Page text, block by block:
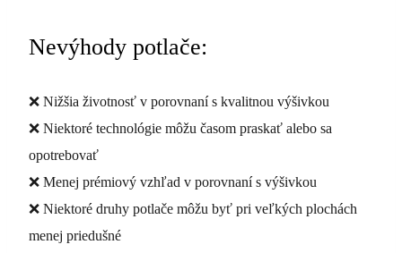
Nevýhody potlače:
❌ Nižšia životnosť v porovnaní s kvalitnou výšivkou
❌ Niektoré technológie môžu časom praskať alebo sa
opotrebovať
❌ Menej prémiový vzhľad v porovnaní s výšivkou
❌ Niektoré druhy potlače môžu byť pri veľkých plochách
menej priedušné